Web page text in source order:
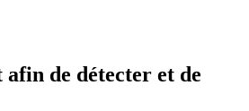
de détecter et de